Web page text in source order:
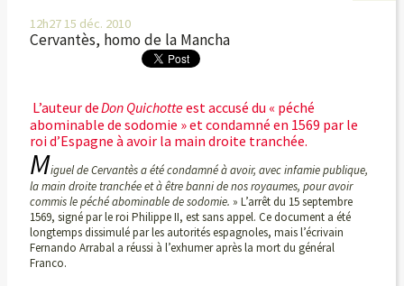
12h2715 déc. 2010
Cervantès, homo de la Mancha
L’auteur deDon Quichotteest accusé du « péché
abominable de sodomie »et condamné en 1569 par le
roi d’Espagne à avoir la main droite tranchée.
Miguel de Cervantès a été condamné à avoir, avec infamie publique,
la main droite tranchée et à être banni de nos royaumes, pour avoir
commis le péché abominable de sodomie. » L’arrêt du 15 septembre
1569, signé par le roi Philippe II, est sans appel. Ce document a été
longtemps dissimulé par les autorités espagnoles, mais l’écrivain
Fernando Arrabal a réussi à l’exhumer après la mort du général
Franco.